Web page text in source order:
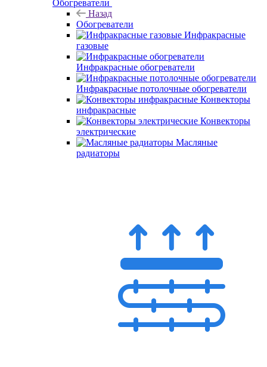
Обогреватели
Назад
Обогреватели
Инфракрасные
газовые
Инфракрасные обогреватели
Инфракрасные потолочные обогреватели
Конвекторы
инфракрасные
Конвекторы
электрические
Масляные
радиаторы